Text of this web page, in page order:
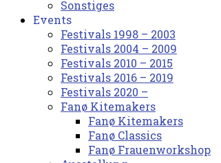
Sonstiges
Events
Festivals 1998 – 2003
Festivals 2004 – 2009
Festivals 2010 – 2015
Festivals 2016 – 2019
Festivals 2020 –
Fanø Kitemakers
Fanø Kitemakers
Fanø Classics
Fanø Frauenworkshop